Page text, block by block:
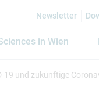
Newsletter
in Wien
19 und zukünftige